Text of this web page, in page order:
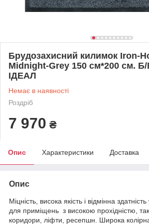
Брудозахисний килимок Iron-
Midnight-Grey 150 см*200 см.
ІДЕАЛ
Немає в наявності
Роздріб
7 970 ₴
Опис Характеристики Доставка
Опис
Міцність, висока якість і відмінна
для приміщень з високою прохідністю,
коридори, ліфти, ресепшн. Широка